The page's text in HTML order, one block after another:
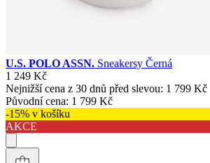
U.S. POLO ASSN. Sneakersy Černá
1 249 Kč
Nejnižší cena z 30 dnů před slevou: 1 799 Kč
Původní cena: 1 799 Kč
-15% v košíku
AKCE